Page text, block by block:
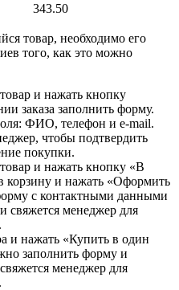
343.50
товар, необходимо его
того, как это можно
и нажать кнопку
заказа заполнить форму.
ФИО, телефон и e-mail.
чтобы подтвердить
покупки.
и нажать кнопку «В
корзину и нажать «Оформить
с контактными данными
свяжется менеджер для
и нажать «Купить в один
заполнить форму и
менеджер для